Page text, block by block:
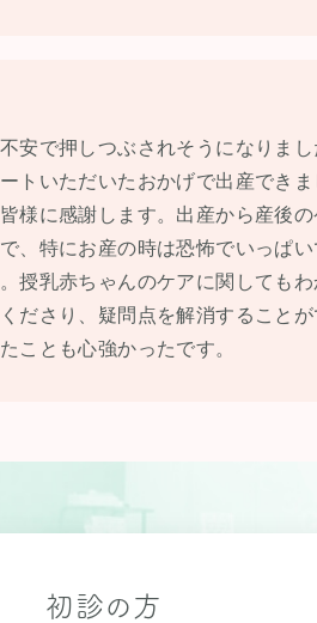
安で押しつぶされそうになりま
トいただいたおかげで出産でき
様に感謝します。出産から産後
、特にお産の時は恐怖でいっぱい
授乳赤ちゃんのケアに関しても
ださり、疑問点を解消すること
ことも心強かったです。
初診の方